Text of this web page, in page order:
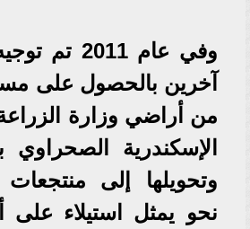
وفي عام
آخرين بالحصول على
من أراضي وزارة
الإسكندرية الصحراوي
وتحويلها إلى
نحو يمثل استيلاء على